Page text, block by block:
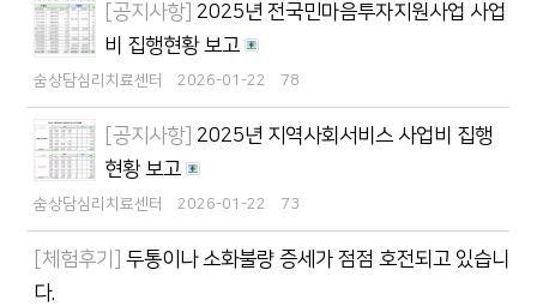
[공지사항] 2025년 전국민마음투자지원사업 사업
비 집행현황 보고
숨상담심리치료센터 2026-01-22 78
[공지사항] 2025년 지역사회서비스 사업비 집행
현황 보고
숨상담심리치료센터 2026-01-22 73
[체험후기]
두통이나 소화불량 증세가 점점 호전되고 있습니
다.